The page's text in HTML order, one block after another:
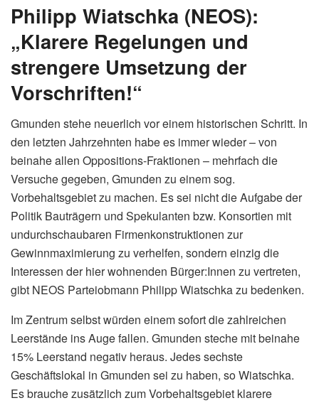
Philipp Wiatschka (NEOS):
„Klarere Regelungen und
strengere Umsetzung der
Vorschriften!“
Gmunden stehe neuerlich vor einem historischen Schritt. In
den letzten Jahrzehnten habe es immer wieder – von
beinahe allen Oppositions-Fraktionen – mehrfach die
Versuche gegeben, Gmunden zu einem sog.
Vorbehaltsgebiet zu machen. Es sei nicht die Aufgabe der
Politik Bauträgern und Spekulanten bzw. Konsortien mit
undurchschaubaren Firmenkonstruktionen zur
Gewinnmaximierung zu verhelfen, sondern einzig die
Interessen der hier wohnenden Bürger:Innen zu vertreten,
gibt NEOS Parteiobmann Philipp Wiatschka zu bedenken.
Im Zentrum selbst würden einem sofort die zahlreichen
Leerstände ins Auge fallen. Gmunden steche mit beinahe
15% Leerstand negativ heraus. Jedes sechste
Geschäftslokal in Gmunden sei zu haben, so Wiatschka.
Es brauche zusätzlich zum Vorbehaltsgebiet klarere